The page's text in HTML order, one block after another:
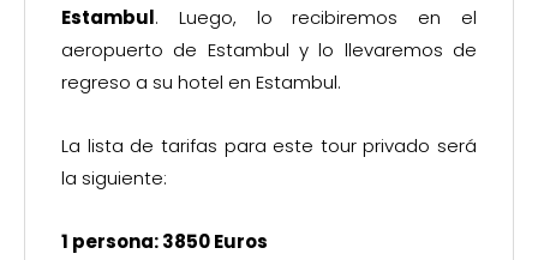
Estambul. Luego, lo recibiremos en el
aeropuerto de Estambul y lo llevaremos de
regreso a su hotel en Estambul.
La lista de tarifas para este tour privado será
la siguiente:
1 persona: 3850 Euros